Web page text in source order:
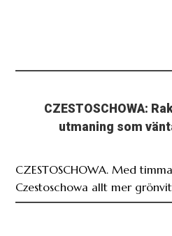
CZESTOSCHOWA:
utmaning som
CZESTOSCHOWA. Med
Czestoschowa allt mer